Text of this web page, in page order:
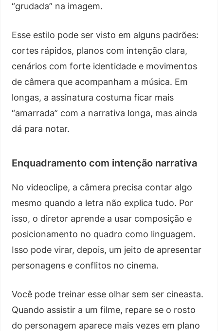
“grudada” na imagem.
Esse estilo pode ser visto em alguns padrões:
cortes rápidos, planos com intenção clara,
cenários com forte identidade e movimentos
de câmera que acompanham a música. Em
longas, a assinatura costuma ficar mais
“amarrada” com a narrativa longa, mas ainda
dá para notar.
Enquadramento com intenção narrativa
No videoclipe, a câmera precisa contar algo
mesmo quando a letra não explica tudo. Por
isso, o diretor aprende a usar composição e
posicionamento no quadro como linguagem.
Isso pode virar, depois, um jeito de apresentar
personagens e conflitos no cinema.
Você pode treinar esse olhar sem ser cineasta.
Quando assistir a um filme, repare se o rosto
do personagem aparece mais vezes em plano